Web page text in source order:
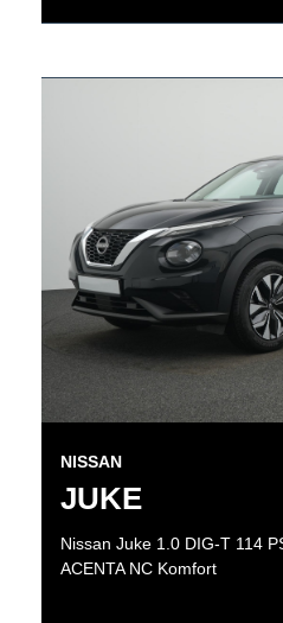
NISSAN
JUKE
Nissan Juke 1.0 DIG-T 114
ACENTA NC Komfort